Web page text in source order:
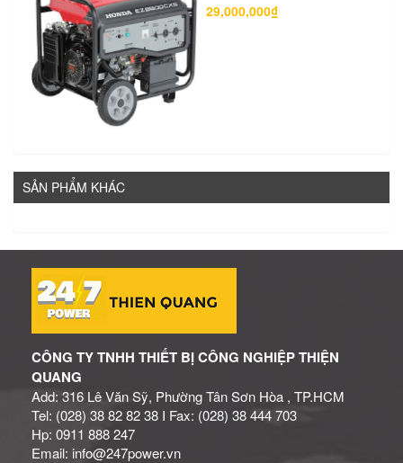
29,000,000₫
SẢN PHẨM KHÁC
CÔNG TY TNHH THIẾT BỊ CÔNG NGHIỆP THIỆN
QUANG
Add: 316 Lê Văn Sỹ, Phường Tân Sơn Hòa , TP.HCM
Tel: (028) 38 82 82 38 I Fax: (028) 38 444 703
Hp: 0911 888 247
Email: info@247power.vn